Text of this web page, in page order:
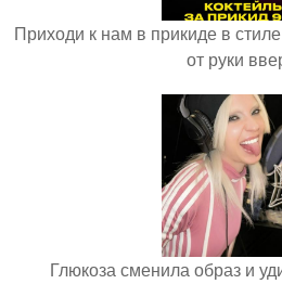
Приходи к нам в прикиде в
от руки
Глюкоза сменила образ и